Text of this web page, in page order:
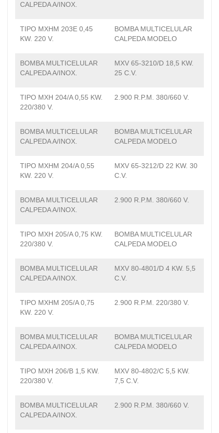
CALPEDA A/INOX.
TIPO MXHM 203E 0,45
KW. 220 V.
BOMBA MULTICELULAR
CALPEDA MODELO
BOMBA MULTICELULAR
CALPEDA A/INOX.
MXV 65-3210/D 18,5 KW.
25 C.V.
TIPO MXH 204/A 0,55 KW.
220/380 V.
2.900 R.P.M. 380/660 V.
BOMBA MULTICELULAR
CALPEDA A/INOX.
BOMBA MULTICELULAR
CALPEDA MODELO
TIPO MXHM 204/A 0,55
KW. 220 V.
MXV 65-3212/D 22 KW. 30
C.V.
BOMBA MULTICELULAR
CALPEDA A/INOX.
2.900 R.P.M. 380/660 V.
TIPO MXH 205/A 0,75 KW.
220/380 V.
BOMBA MULTICELULAR
CALPEDA MODELO
BOMBA MULTICELULAR
CALPEDA A/INOX.
MXV 80-4801/D 4 KW. 5,5
C.V.
TIPO MXHM 205/A 0,75
KW. 220 V.
2.900 R.P.M. 220/380 V.
BOMBA MULTICELULAR
CALPEDA A/INOX.
BOMBA MULTICELULAR
CALPEDA MODELO
TIPO MXH 206/B 1,5 KW.
220/380 V.
MXV 80-4802/C 5,5 KW.
7,5 C.V.
BOMBA MULTICELULAR
CALPEDA A/INOX.
2.900 R.P.M. 380/660 V.